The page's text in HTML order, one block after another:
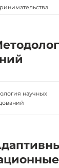
научных